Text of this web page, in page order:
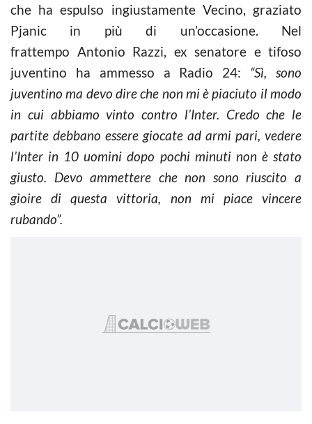
che ha espulso ingiustamente Vecino, graziato
Pjanic in più di un’occasione. Nel
frattempo Antonio Razzi, ex senatore e tifoso
juventino ha ammesso a Radio 24: “Sì, sono
juventino ma devo dire che non mi è piaciuto il modo
in cui abbiamo vinto contro l’Inter. Credo che le
partite debbano essere giocate ad armi pari, vedere
l’Inter in 10 uomini dopo pochi minuti non è stato
giusto. Devo ammettere che non sono riuscito a
gioire di questa vittoria, non mi piace vincere
rubando”.